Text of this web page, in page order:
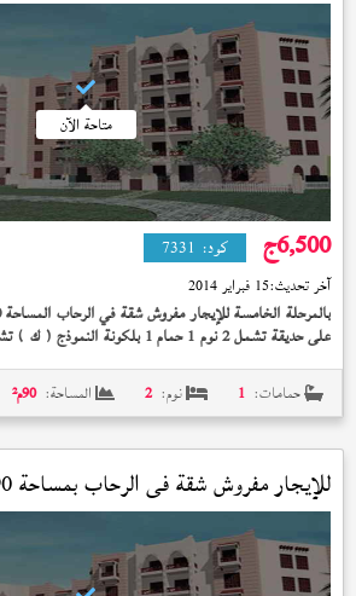
متاحة الآن
6,500ج كود: 7331
آخر تحديث:15 فبراير 2014
بالمرحلة الخامسة للإيجار مفروش شقة في الرحاب المساحة 90 متر
على حديقة تشمل 2 نوم 1 حمام 1 بلكونة النموذج ( ك )
حمامات: 1 نوم: 2 المساحة: 90م²
للإيجار مفروش شقة فيالرحاببمساحة 90 م